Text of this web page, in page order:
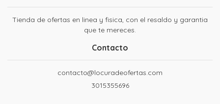
Tienda de ofertas en linea y fisica, con el resaldo y garantia
que te mereces.
Contacto
contacto@locuradeofertas.com
3015355696